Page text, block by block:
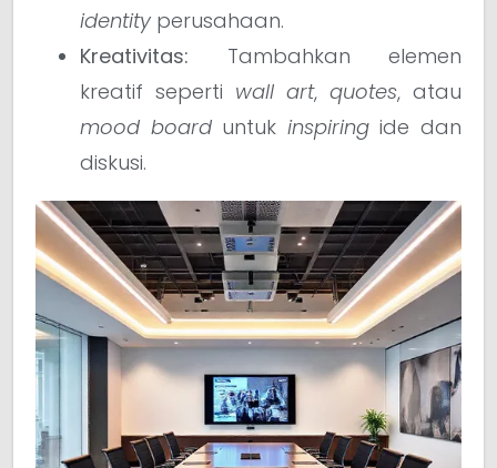
identity perusahaan.
Kreativitas: Tambahkan elemen
kreatif seperti wall art, quotes, atau
mood boarduntuk inspiringide dan
diskusi.